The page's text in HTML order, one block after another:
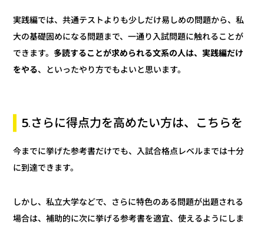
実践編では、共通テストよりも少しだけ易しめの問題から、私
大の基礎固めになる問題まで、一通り入試問題に触れることが
できます。 多読することが求められる文系の人は、実践編だけ
をやる、といったやり方でもよいと思います。
5.さらに得点力を高めたい方は、こちらを
今までに挙げた参考書だけでも、入試合格点レベルまでは十分
に到達できます。
しかし、私立大学などで、さらに特色のある問題が出題される
場合は、補助的に次に挙げる参考書を適宜、使えるようにしま